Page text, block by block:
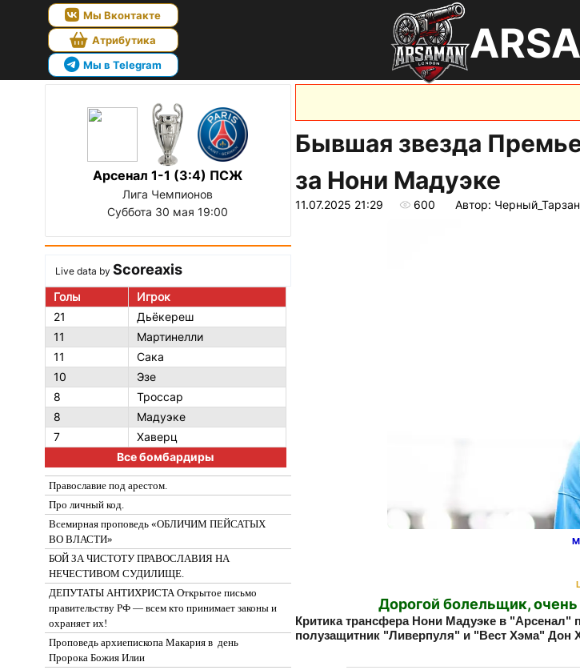
Мы Вконтакте
Атрибутика
Мы в Telegram
Арсенал 1-1 (3:4) ПСЖ
Лига Чемпионов
Суббота 30 мая 19:00
Live data by Scoreaxis
Голы
Игрок
21
Дьёкереш
11
Мартинелли
11
Сака
10
Эзе
8
Троссар
8
Мадуэке
7
Хаверц
Все бомбардиры
Православие под арестом.
Про личный код.
Всемирная проповедь «ОБЛИЧИМ ПЕЙСАТЫХ
ВО ВЛАСТИ»
БОЙ ЗА ЧИСТОТУ ПРАВОСЛАВИЯ НА
НЕЧЕСТИВОМ СУДИЛИЩЕ.
ДЕПУТАТЫ АНТИХРИСТА Открытое письмо
правительству РФ — всем кто принимает законы и
охраняет их!
Проповедь архиепископа Макария в день
Пророка Божия Илии
Бывшая звезда
за Нони Мадуэке
11.07.2025 21:29 600 Автор: Черный_Тарзан
Дорогой болельщик,
Критика трансфера Нони Мадуэке в
полузащитник "Ливерпуля" и "Вест Хэма" Дон